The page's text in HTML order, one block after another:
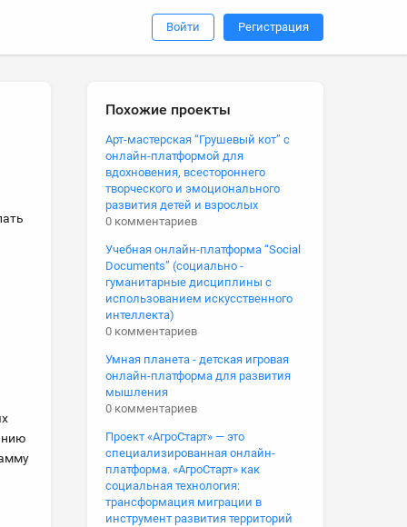
Войти Регистрация
Похожие проекты
Арт-мастерская “Грушевый кот” с
онлайн-платформой для
вдохновения, всестороннего
творческого и эмоционального
развития детей и взрослых
0 комментариев
Учебная онлайн-платформа “Social
Documents” (социально -
гуманитарные дисциплины с
использованием искусственного
интеллекта)
0 комментариев
Умная планета - детская игровая
онлайн-платформа для развития
мышления
0 комментариев
Проект «АгроСтарт» — это
специализированная онлайн-
платформа. «АгроСтарт» как
социальная технология:
трансформация миграции в
инструмент развития территорий